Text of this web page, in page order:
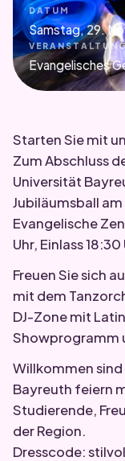
DATUM
Samstag, 29.
Evangelisches
Starten Sie mit
Zum Abschluss
Universität
Jubiläumsball
Evangelische
Uhr, Einlass 18:30
Freuen Sie sich
mit dem
DJ-Zone mit
Showprogramm
Willkommen sind
Bayreuth feiern
Studierende,
der Region.
Dresscode: